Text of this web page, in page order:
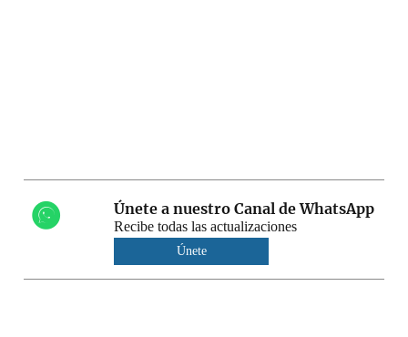
Únete a nuestro Canal de WhatsApp
Recibe todas las actualizaciones
Únete